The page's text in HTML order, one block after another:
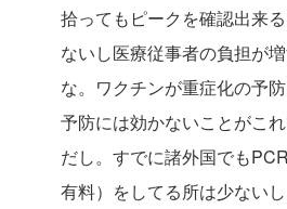
拾ってもピークを確認出来
ないし医療従事者の負担が
な。ワクチンが重症化の予
予防には効かないことがこ
だし。すでに諸外国でも
有料）をしてる所は少ない